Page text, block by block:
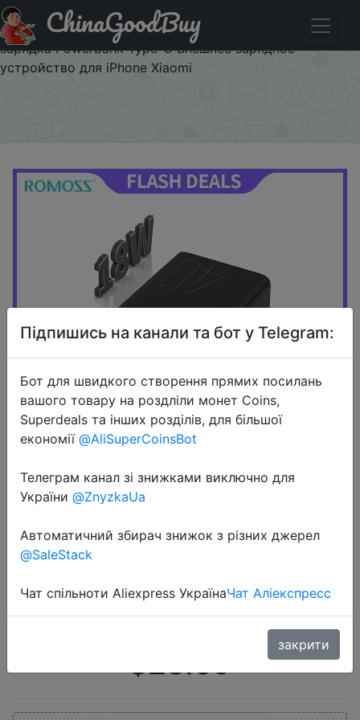
Код на знижку LIVE18349 ROMOSS Zeus 40000mAh
Power Bank 18W PD QC 3,0 Двусторонняя Быстрая
зарядка Powerbank Type-C Внешнее зарядное
устройство для iPhone Xiaomi
ChinaGoodBuy
2020-07-13
Bank 18W PD QC 3,0 Двусторонняя
Быстрая зарядка Powerbank
устройство для iPhone Xiaomi
$28.59
Підпишись на канали та бот у Telegram:
Бот для швидкого створення прямих посилань
вашого товару на роздліли монет Coins,
Superdeals та інших розділів, для більшої
економії @AliSuperCoinsBot
Телеграм канал зі знижками виключно для
України @ZnyzkaUa
Автоматичний збирач знижок з різних джерел
@SaleStack
Чат спільноти Aliexpress УкраїнаЧат Аліекспресс
закрити